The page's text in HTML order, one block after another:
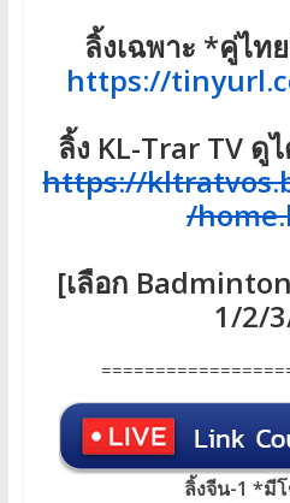
ลิ้งเฉพาะ *คู่ไท
https://
ลิ้ง KL-Trar TV ดู
https://
/
[เลือก
1/2/
ลิ้งจีน-1 *มี